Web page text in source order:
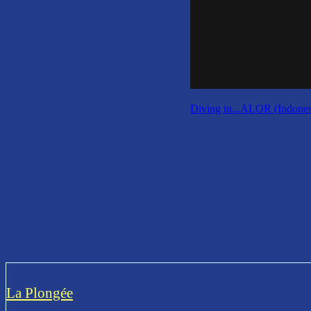
Diving in...ALOR
La Plongée